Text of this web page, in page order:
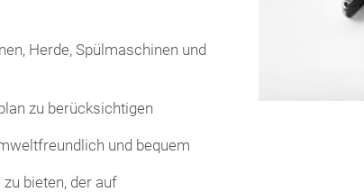
Herde, Spülmaschinen und
zu berücksichtigen
und bequem
bieten, der auf